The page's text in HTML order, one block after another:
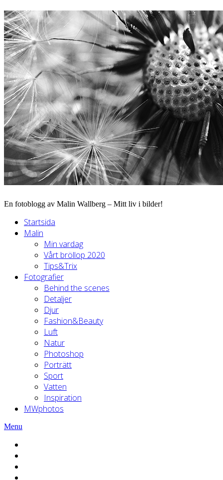
En fotoblogg av Malin Wallberg – Mitt liv i bilder!
Startsida
Malin
Min vardag
Vårt bröllop 2020
Tips&Trix
Fotografier
Behind the scenes
Detaljer
Djur
Fashion&Beauty
Luft
Natur
Photoshop
Porträtt
Sport
Vatten
Inspiration
MWphotos
Menu